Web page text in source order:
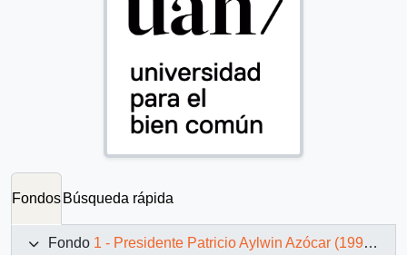
Fondos Búsqueda rápida
Fondo 1 - Presidente Patricio Aylwin Azócar (1990-1994)